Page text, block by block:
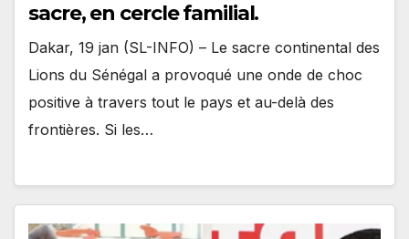
sacre, en cercle familial.
Dakar, 19 jan (SL-INFO) – Le sacre continental des
Lions du Sénégal a provoqué une onde de choc
positive à travers tout le pays et au-delà des
frontières. Si les…